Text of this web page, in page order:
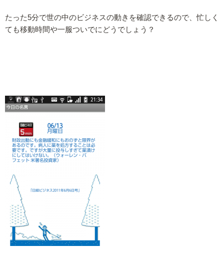
たった5分で世の中のビジネスの動きを確認できるので、忙しく
ても移動時間や一服ついでにどうでしょう？